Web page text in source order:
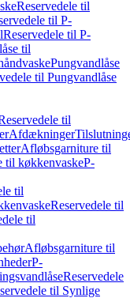
Reservedele til
til P-
Reservedele til P-
til
Pungvandlåse
til Pungvandlåse
til
Afdækninger
Afløbsgarniture til
til køkkenvaskeP-
til
Reservedele til
til
Afløbsgarniture til
P-
Reservedele
til Synlige